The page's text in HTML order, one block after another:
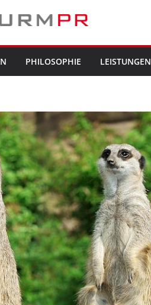
PHILOSOPHIE LEISTUNGEN